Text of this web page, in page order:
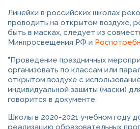
Линейки в российских школах
проводить на открытом воздухе,
быть в масках, следует из
Минпросвещения РФ и
"Проведение праздничных
организовать по классам или
открытом воздухе с
индивидуальной зашиты (маски)
говорится в документе.
Школы в 2020-2021 учебном году
реализацию образовательных